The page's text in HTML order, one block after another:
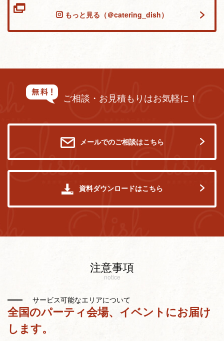
もっと見る（＠catering_dish）
ご相談・お見積もりはお気軽に！
メールでのご相談はこちら
資料ダウンロードはこちら
注意事項
notice
サービス可能なエリアについて
全国のパーティ会場、イベントにお届け
します。